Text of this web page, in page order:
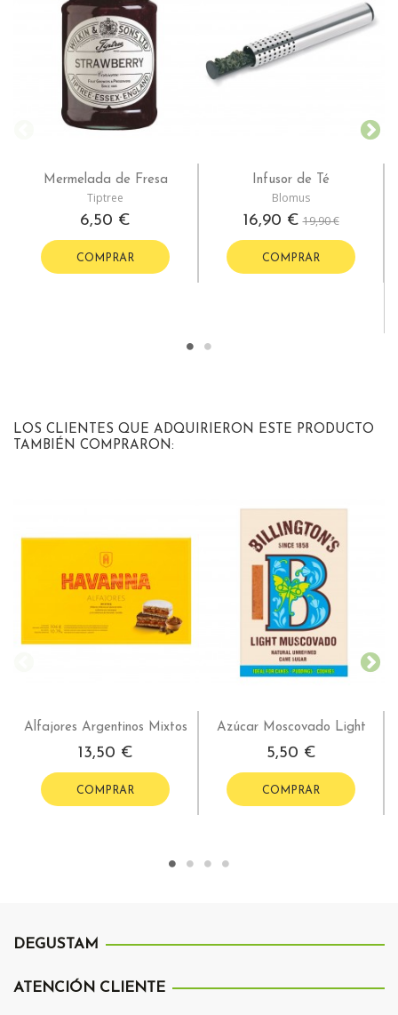
Mermelada de Fresa
Tiptree
6,50 €
COMPRAR
Infusor de Té
Blomus
16,90 € 19,90 €
COMPRAR
LOS CLIENTES QUE ADQUIRIERON ESTE PRODUCTO
TAMBIÉN COMPRARON:
Alfajores Argentinos Mixtos
13,50 €
COMPRAR
Azúcar Moscovado Light
5,50 €
COMPRAR
DEGUSTAM
ATENCIÓN CLIENTE